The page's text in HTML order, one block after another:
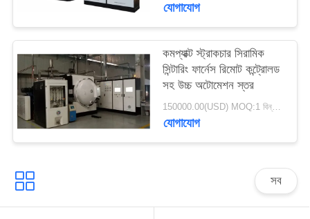
যোগাযোগ
কমপ্যাক্ট স্ট্রাকচার সিরামিক
সিন্টারিং ফার্নেস রিমোট কন্ট্রোলড
সহ উচ্চ অটোমেশন স্তর
150000.00(USD) MOQ:1 বিন্যাস করুন
যোগাযোগ
সব